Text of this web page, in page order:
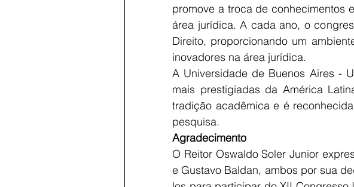
promove a troca de conhecimentos
área jurídica. A cada ano, o
Direito, proporcionando um
inovadores na área jurídica.
A Universidade de Buenos Aires -
mais prestigiadas da América
tradição acadêmica e é
pesquisa.
Agradecimento
O Reitor Oswaldo Soler Junior
e Gustavo Baldan, ambos por sua